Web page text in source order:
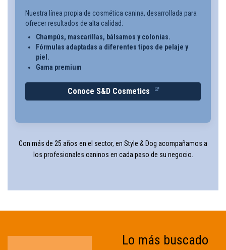
Nuestra línea propia de cosmética canina, desarrollada para
ofrecer resultados de alta calidad:
Champús, mascarillas, bálsamos y colonias.
Fórmulas adaptadas a diferentes tipos de pelaje y
piel.
Gama premium
Conoce S&D Cosmetics
Con más de 25 años en el sector, en Style & Dog acompañamos a
los profesionales caninos en cada paso de su negocio.
Lo más buscado